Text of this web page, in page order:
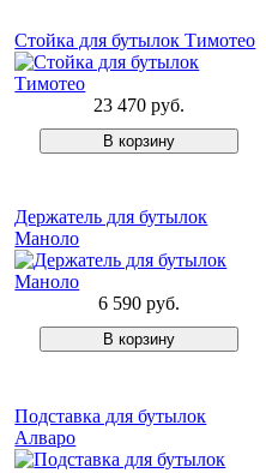
Стойка для бутылок Тимотео
23 470 руб.
Держатель для бутылок
Маноло
6 590 руб.
Подставка для бутылок
Алваро